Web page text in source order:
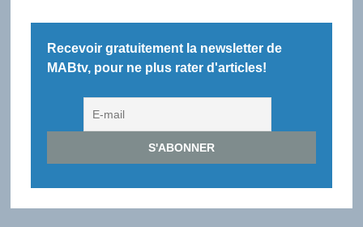
Recevoir gratuitement la newsletter de
MABtv, pour ne plus rater d'articles!